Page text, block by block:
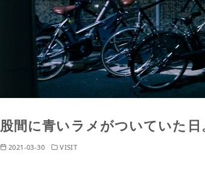
股間に青いラメがついていた
2021-03-30 VISIT